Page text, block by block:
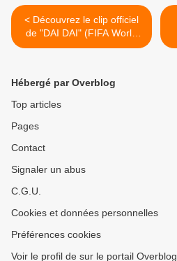
< Découvrez le clip officiel
de "DAI DAI" (FIFA World
Cup Official Song 26)
Hébergé par Overblog
Top articles
Pages
Contact
Signaler un abus
C.G.U.
Cookies et données personnelles
Préférences cookies
Voir le profil de sur le portail Overblog